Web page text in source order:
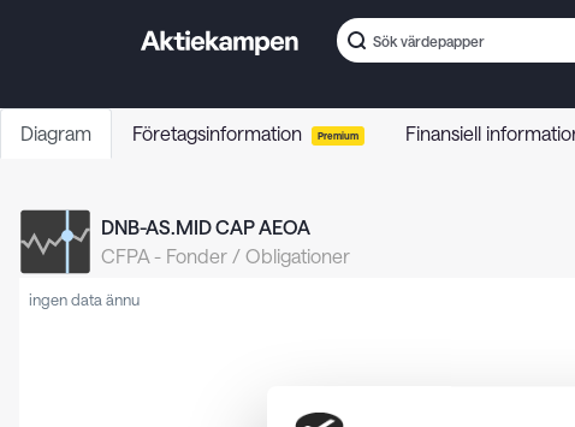
Diagram Företagsinformation Premium Finansiell
DNB-AS.MID CAP AEOA
CFPA - Fonder / Obligationer
ingen data ännu